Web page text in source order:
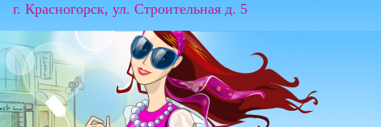
г. Красногорск, ул. Строительная д. 5